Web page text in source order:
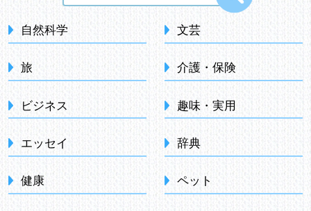
自然科学
旅
ビジネス
エッセイ
健康
文芸
介護・保険
趣味・実用
辞典
ペット